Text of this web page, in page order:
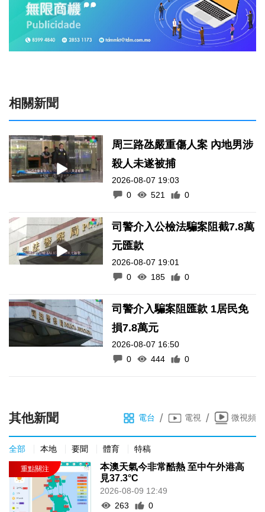
相關新聞
周三路氹嚴重傷人案 內地男涉
殺人未遂被捕
2026-08-07 19:03
0
521 0
司警介入公檢法騙案阻截7.8萬
元匯款
2026-08-07 19:01
0
185 0
司警介入騙案阻匯款 1居民免
損7.8萬元
2026-08-07 16:50
0
444 0
其他新聞 電台 / 電視 / 微視頻
全部 本地 要聞 體育 特稿
本澳天氣今非常酷熱 至中午外港高
見37.3°C
2026-08-09 12:49
263
0